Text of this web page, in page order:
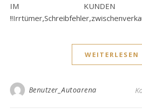
IM KUNDEN
WEITERLESEN
Benutzer_Autoarena